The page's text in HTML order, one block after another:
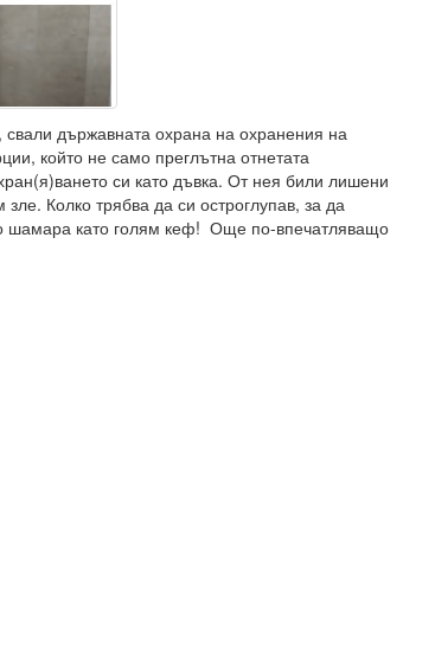
държавната охрана на охранения на
който не само преглътна отнетата
си като дъвка. От нея били лишени
Колко трябва да си остроглупав, за да
шамара като голям кеф! Още по-впечатляващо